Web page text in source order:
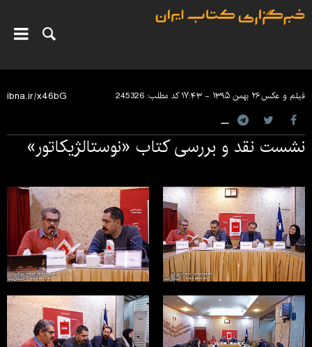
فیلم و عکس۲۶ بهمن ۱۳۹۵ - ۱۷:۴۳ کد مطلب: 245326
نشست نقد و بررسی کتاب «نوستالژیکاتور»